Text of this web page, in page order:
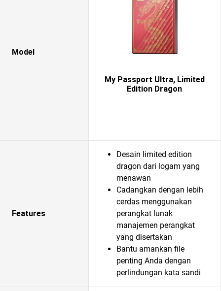
Model
My Passport Ultra, Limited
Edition Dragon
Features
Desain limited edition
dragon dari logam yang
menawan
Cadangkan dengan lebih
cerdas menggunakan
perangkat lunak
manajemen perangkat
yang disertakan
Bantu amankan file
penting Anda dengan
perlindungan kata sandi